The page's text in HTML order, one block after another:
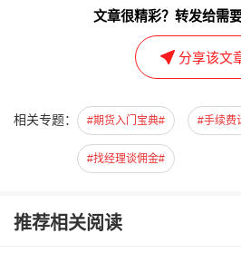
文章很精彩？转发给需
分享该文
相关专题： #期货入门宝典# #手续费
#找经理谈佣金#
推荐相关阅读